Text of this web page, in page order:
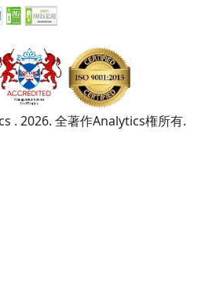
. 2026. 全著作Analytics権所有.